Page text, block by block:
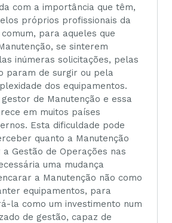
com a importância que têm,
próprios profissionais da
para aqueles que
se sinterem
inúmeras solicitações, pelas
param de surgir ou pela
dos equipamentos.
de Manutenção e essa
em muitos países
Esta dificuldade pode
quanto a Manutenção
Gestão de Operações nas
uma mudança
a Manutenção não como
equipamentos, para
la como um investimento num
de gestão, capaz de